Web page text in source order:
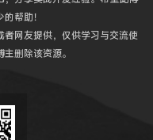
帮助！
网友提供，仅供学习与交流使
删除该资源。